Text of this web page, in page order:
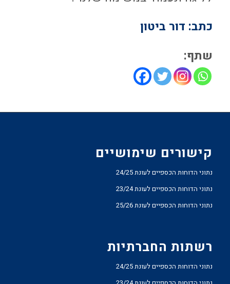
כתב: דור ביטון
שתף:
קישורים שימושיים
נתוני הדוחות הכספיים לעונת 24/25
נתוני הדוחות הכספיים לעונת 23/24
נתוני הדוחות הכספיים לעונת 25/26
רשתות החברתיות
נתוני הדוחות הכספיים לעונת 24/25